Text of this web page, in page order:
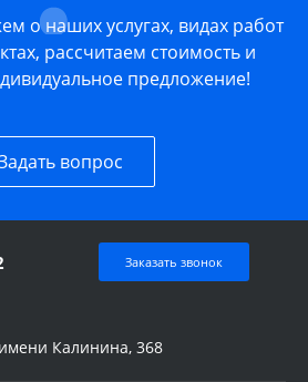
о наших услугах, видах работ
рассчитаем стоимость и
предложение!
вопрос
Заказать звонок
Калинина, 368